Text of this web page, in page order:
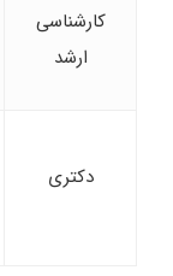
کارشناسی
ارشد
دکتری